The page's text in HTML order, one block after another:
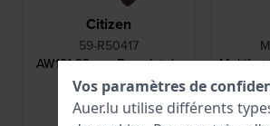
Citizen
59-R50417
AW121 23 mm Bracelet de
Cuir Brun
32,00 €
Multifort
Vos paramètres de
Auer.lu utilise différents